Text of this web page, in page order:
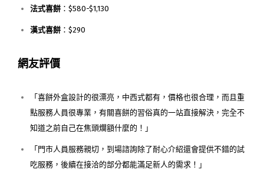
法式喜餅 ：$580-$1,130
漢式喜餅 ：$290
網友評價
「喜餅外盒設計的很漂亮，中西式都有，價格也很合理，而且重
點服務人員很專業，有關喜餅的習俗真的一站直接解決，完全不
知道之前自己在焦頭爛額什麼的！」
「門市人員服務親切，到場諮詢除了耐心介紹還會提供不錯的試
吃服務，後續在接洽的部分都能滿足新人的需求！」